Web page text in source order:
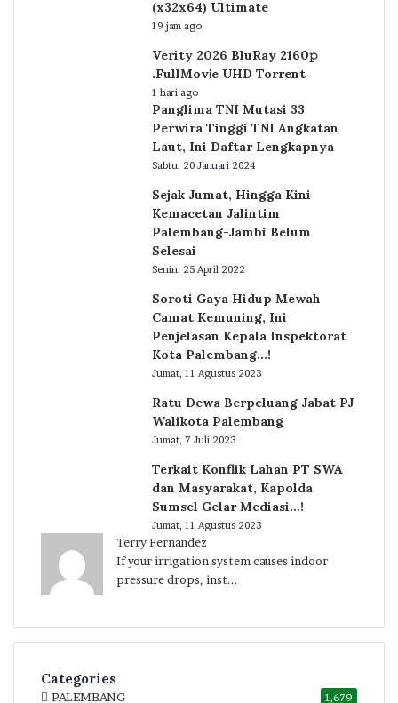
(x32x64) Ultimate
19 jam ago
Verity 2026 BluRay 2160𝚙
.FullMov𝗂e UHD Torrent
1 hari ago
Panglima TNI Mutasi 33
Perwira Tinggi TNI Angkatan
Laut, Ini Daftar Lengkapnya
Sabtu, 20 Januari 2024
Sejak Jumat, Hingga Kini
Kemacetan Jalintim
Palembang-Jambi Belum
Selesai
Senin, 25 April 2022
Soroti Gaya Hidup Mewah
Camat Kemuning, Ini
Penjelasan Kepala Inspektorat
Kota Palembang…!
Jumat, 11 Agustus 2023
Ratu Dewa Berpeluang Jabat PJ
Walikota Palembang
Jumat, 7 Juli 2023
Terkait Konflik Lahan PT SWA
dan Masyarakat, Kapolda
Sumsel Gelar Mediasi…!
Jumat, 11 Agustus 2023
Terry Fernandez
If your irrigation system causes indoor
pressure drops, inst...
Categories
PALEMBANG 1,679